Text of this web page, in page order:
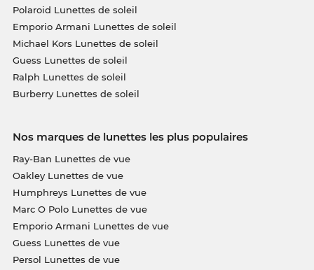
Polaroid Lunettes de soleil
Emporio Armani Lunettes de soleil
Michael Kors Lunettes de soleil
Guess Lunettes de soleil
Ralph Lunettes de soleil
Burberry Lunettes de soleil
Nos marques de lunettes les plus populaires
Ray-Ban Lunettes de vue
Oakley Lunettes de vue
Humphreys Lunettes de vue
Marc O Polo Lunettes de vue
Emporio Armani Lunettes de vue
Guess Lunettes de vue
Persol Lunettes de vue